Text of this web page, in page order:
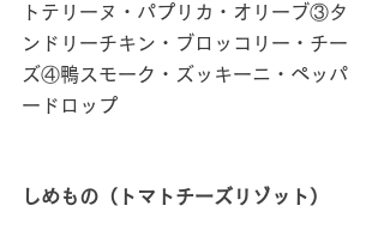
トテリーヌ・パプリカ・オリーブ③タ
ンドリーチキン・ブロッコリー・チー
ズ④鴨スモーク・ズッキーニ・ペッパ
ードロップ
しめもの（トマトチーズリゾット）